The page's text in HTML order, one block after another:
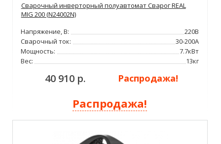
Сварочный инверторный полуавтомат Сварог REAL
MIG 200 (N24002N)
Напряжение, В:
220В
Сварочный ток:
30-200А
Мощность:
7.7кВт
Вес:
13кг
40 910 р. Распродажа!
Распродажа!